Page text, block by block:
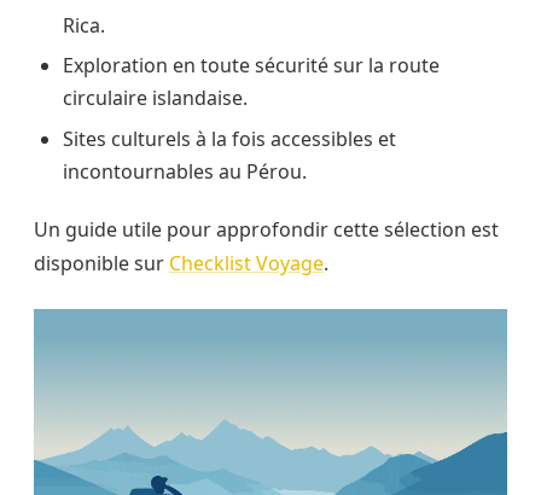
Rica.
Exploration en toute sécurité sur la route
circulaire islandaise.
Sites culturels à la fois accessibles et
incontournables au Pérou.
Un guide utile pour approfondir cette sélection est
disponible sur Checklist Voyage.